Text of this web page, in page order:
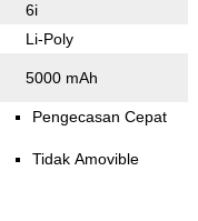
6i
Li-Poly
5000 mAh
Pengecasan Cepat
Tidak Amovible